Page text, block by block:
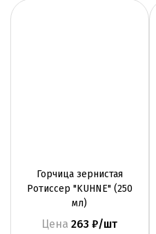
Горчица зернистая
Ротиссер "KUHNE" (250
мл)
Цена263 ₽/шт